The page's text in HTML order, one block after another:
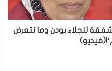
لنجلاء بودن وما تتعرض